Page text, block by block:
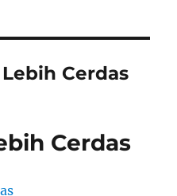
Cerdas
Cerdas